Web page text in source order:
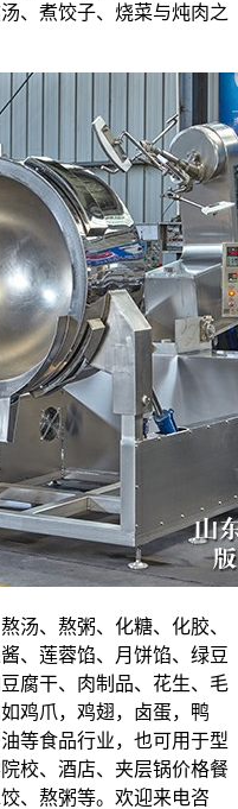
、煮饺子、烧菜与炖肉之
汤、熬粥、化糖、化胶、
、莲蓉馅、月饼馅、绿豆
腐干、肉制品、花生、毛
鸡爪，鸡翅，卤蛋，鸭
等食品行业，也可用于型
校、酒店、夹层锅价格餐
、熬粥等。欢迎来电咨